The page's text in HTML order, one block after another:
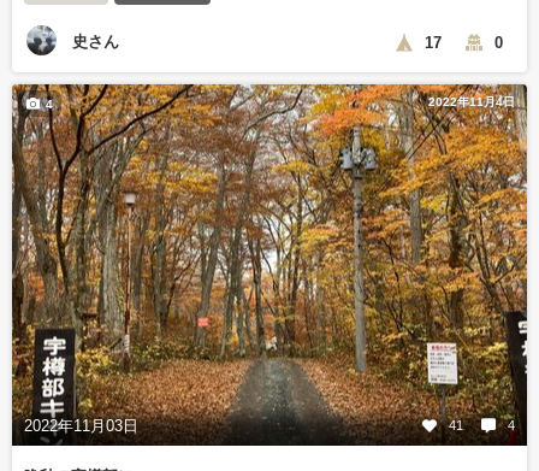
史さん 17 0
2022年11月4日
2022年11月03日 41 4
4